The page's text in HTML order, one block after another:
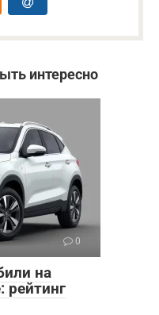
интересно
0
на
рейтинг